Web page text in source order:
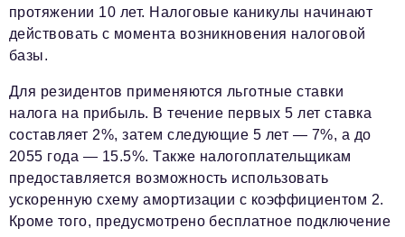
протяжении 10 лет. Налоговые каникулы начинают
действовать с момента возникновения налоговой
базы.
Для резидентов применяются льготные ставки
налога на прибыль. В течение первых 5 лет ставка
составляет 2%, затем следующие 5 лет — 7%, а до
2055 года — 15.5%. Также налогоплательщикам
предоставляется возможность использовать
ускоренную схему амортизации с коэффициентом 2.
Кроме того, предусмотрено бесплатное подключение